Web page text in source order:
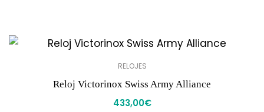
RELOJES
Reloj Victorinox Swiss Army Alliance
433,00€